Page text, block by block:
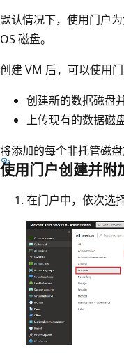
默认情况下，使用门户
OS 磁盘。
创建 VM 后，可以使用门
创建新的数据磁盘
上传现有的数据磁
将添加的每个非托管磁
使用门户创建并附
在门户中，依次选